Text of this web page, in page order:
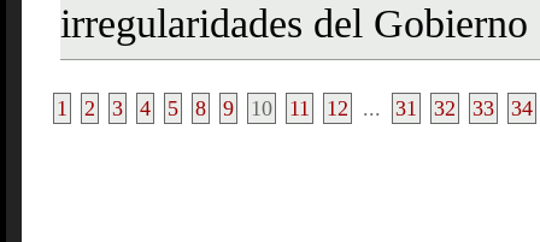
irregularidades del Gobierno
1 2 3 4 5 8 9 10 11 12 ... 31 32 33 34